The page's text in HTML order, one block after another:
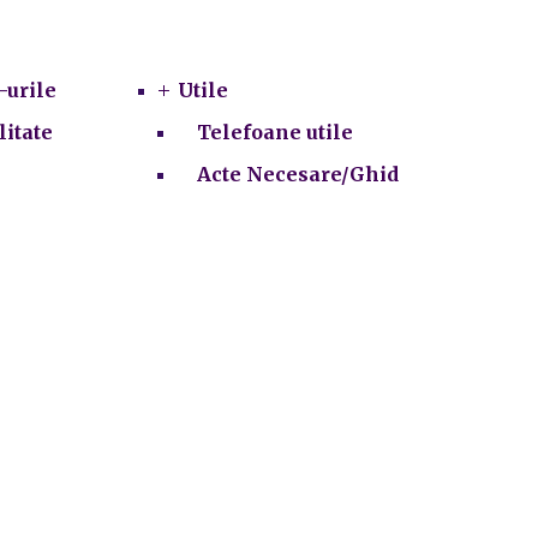
urile
Utile
Telefoane utile
Acte Necesare/Ghid